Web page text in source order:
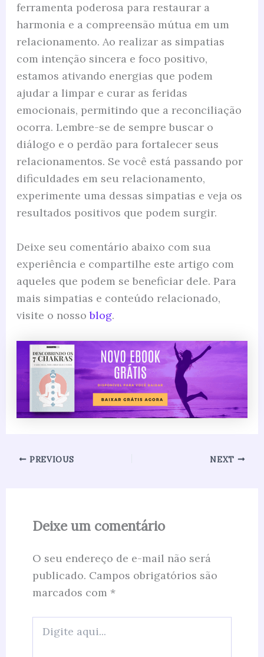
ferramenta poderosa para restaurar a
harmonia e a compreensão mútua em um
relacionamento. Ao realizar as simpatias
com intenção sincera e foco positivo,
estamos ativando energias que podem
ajudar a limpar e curar as feridas
emocionais, permitindo que a reconciliação
ocorra. Lembre-se de sempre buscar o
diálogo e o perdão para fortalecer seus
relacionamentos. Se você está passando por
dificuldades em seu relacionamento,
experimente uma dessas simpatias e veja os
resultados positivos que podem surgir.
Deixe seu comentário abaixo com sua
experiência e compartilhe este artigo com
aqueles que podem se beneficiar dele. Para
mais simpatias e conteúdo relacionado,
visite o nossoblog.
PREVIOUS NEXT
Deixe um comentário
O seu endereço de e-mail não será
publicado. Campos obrigatórios são
marcados com *
aqui...